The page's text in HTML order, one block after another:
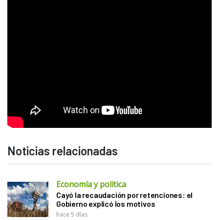
Noticias relacionadas
Economía y política
Cayó la recaudación por retenciones: el
Gobierno explicó los motivos
hace 5 días